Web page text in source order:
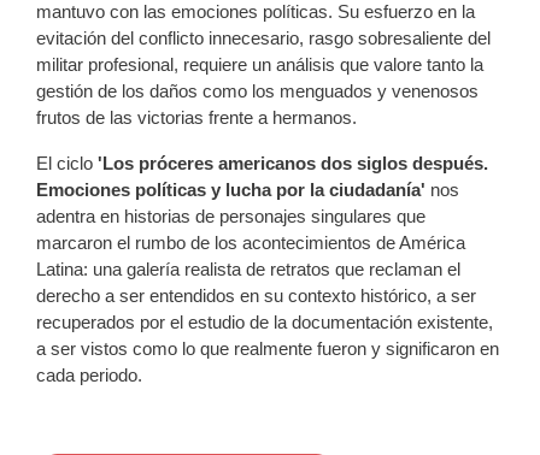
mantuvo con las emociones políticas. Su esfuerzo en la
evitación del conflicto innecesario, rasgo sobresaliente del
militar profesional, requiere un análisis que valore tanto la
gestión de los daños como los menguados y venenosos
frutos de las victorias frente a hermanos.
El ciclo 'Los próceres americanos dos siglos después.
Emociones políticas y lucha por la ciudadanía' nos
adentra en historias de personajes singulares que
marcaron el rumbo de los acontecimientos de América
Latina: una galería realista de retratos que reclaman el
derecho a ser entendidos en su contexto histórico, a ser
recuperados por el estudio de la documentación existente,
a ser vistos como lo que realmente fueron y significaron en
cada periodo.